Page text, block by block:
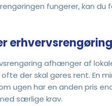
fungerer, kan
afhænger af
der skal gøres rent. En
ugen har en anden pris
særlige krav.